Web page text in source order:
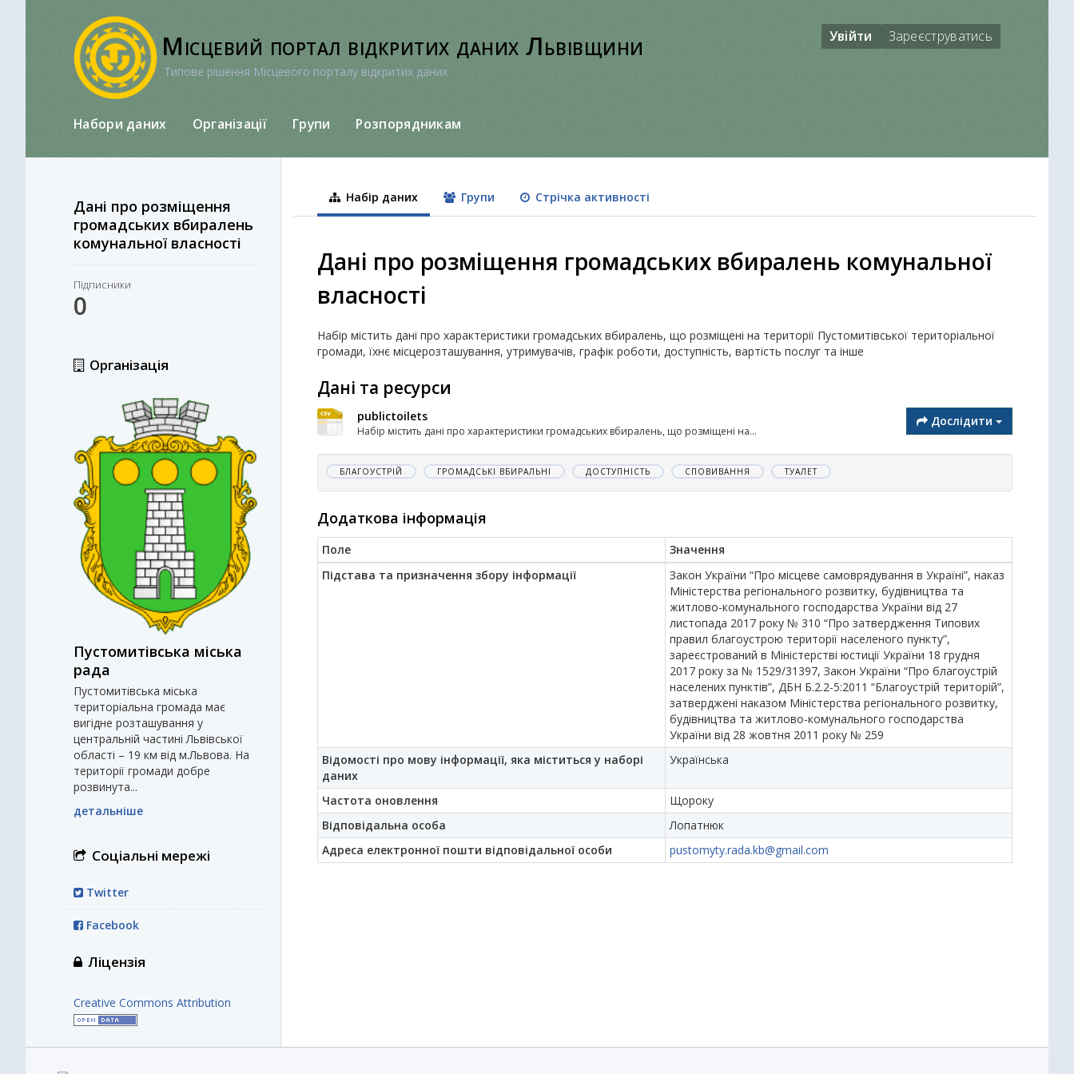
Місцевий портал відкритих даних Львівщини
Типове рішення Місцевого порталу відкритих даних
Увійти Зареєструватись
Набори даних Організації Групи Розпорядникам
Дані про розміщення
громадських вбиралень
комунальної власності
Підписники
0
Організація
Пустомитівська міська
рада
Пустомитівська міська
територіальна громада має
вигідне розташування у
центральній частині Львівської
області – 19 км від м.Львова. На
території громади добре
розвинута...
детальніше
Соціальні мережі
Twitter
Facebook
Ліцензія
Creative Commons Attribution
Набір даних Групи Стрічка активності
Дані про розміщення громадських вбиралень комунальної
власності
Набір містить дані про характеристики громадських вбиралень, що розміщені на території Пустомитівської територіальної
громади, їхнє місцерозташування, утримувачів, графік роботи, доступність, вартість послуг та інше
Дані та ресурси
publictoilets
Набір містить дані про характеристики громадських вбиралень, що розміщені на...
Дослідити
БЛАГОУСТРІЙ ГРОМАДСЬКІ ВБИРАЛЬНІ ДОСТУПНІСТЬ СПОВИВАННЯ ТУАЛЕТ
Додаткова інформація
Поле
Значення
Підстава та призначення збору інформації
Закон України “Про місцеве самоврядування в Україні”, наказ
Міністерства регіонального розвитку, будівництва та
житлово-комунального господарства України від 27
листопада 2017 року № 310 “Про затвердження Типових
правил благоустрою території населеного пункту”,
зареєстрований в Міністерстві юстиції України 18 грудня
2017 року за № 1529/31397, Закон України “Про благоустрій
населених пунктів”, ДБН Б.2.2-5:2011 “Благоустрій територій”,
затверджені наказом Міністерства регіонального розвитку,
будівництва та житлово-комунального господарства
України від 28 жовтня 2011 року № 259
Відомості про мову інформації, яка міститься у наборі
даних
Українська
Частота оновлення
Щороку
Відповідальна особа
Лопатнюк
Адреса електронної пошти відповідальної особи
pustomyty.rada.kb@gmail.com